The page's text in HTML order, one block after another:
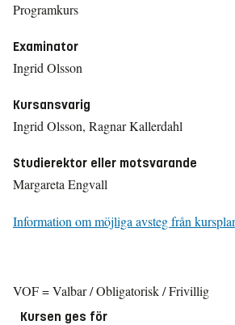
Programkurs
Examinator
Ingrid Olsson
Kursansvarig
Ingrid Olsson, Ragnar Kallerdahl
Studierektor eller motsvarande
Margareta Engvall
Information om möjliga avsteg från
VOF = Valbar / Obligatorisk / Frivillig
Kursen ges för